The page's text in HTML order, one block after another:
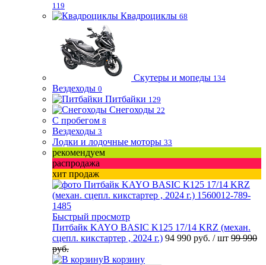
119
Квадроциклы 68
Скутеры и мопеды 134
Вездеходы 0
Питбайки 129
Снегоходы 22
С пробегом 8
Вездеходы 3
Лодки и лодочные моторы 33
рекомендуем
распродажа
хит продаж
Быстрый просмотр
Питбайк KAYO BASIC K125 17/14 KRZ (механ.
сцепл. кикстартер , 2024 г.) 94 990 руб. / шт 99 990
руб.
В корзину